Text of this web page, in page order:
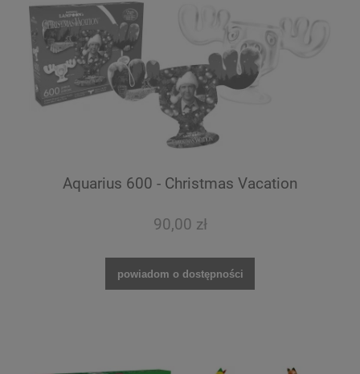
Aquarius 600 - Christmas Vacation
90,00 zł
powiadom o dostępności